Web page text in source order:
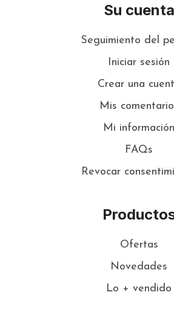
Su cuenta
Seguimiento del
Iniciar sesión
Crear una
Mis
Mi información
FAQs
Revocar
Ofertas
Novedades
Lo + vendido